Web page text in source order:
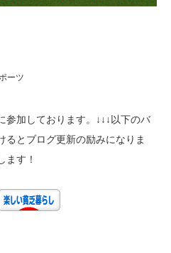
ーツ
参加しております。↓↓↓以下のバ
るとブログ更新の励みになりま
ます！